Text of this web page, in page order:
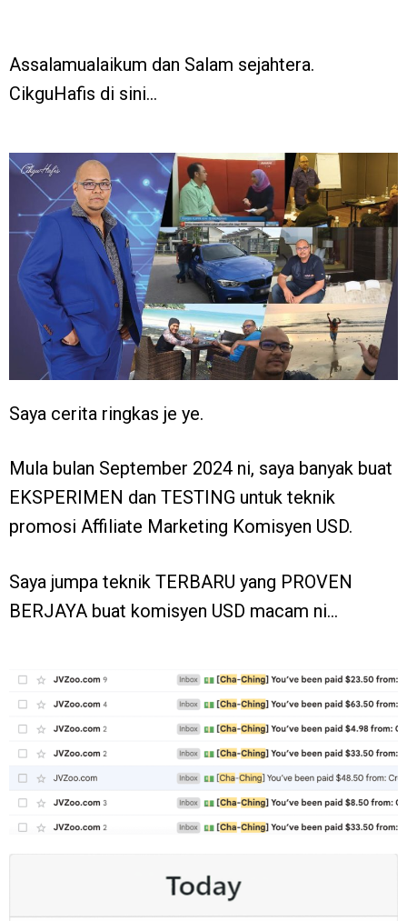
Assalamualaikum dan Salam sejahtera.
CikguHafis di sini…
Saya cerita ringkas je ye.
Mula bulan September 2024 ni, saya banyak buat
EKSPERIMEN dan TESTING untuk teknik
promosi Affiliate Marketing Komisyen USD.
Saya jumpa teknik TERBARU yang PROVEN
BERJAYA buat komisyen USD macam ni…